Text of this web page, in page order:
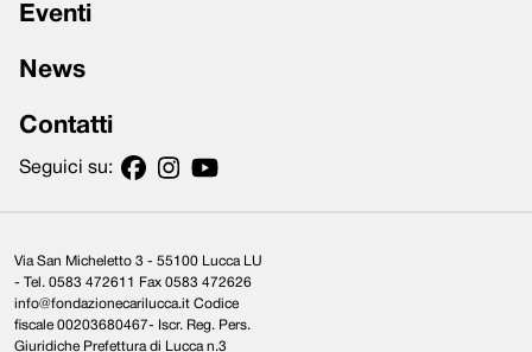
Eventi
News
Contatti
Seguici su:
Via San Micheletto 3 - 55100 Lucca LU
- Tel. 0583 472611 Fax 0583 472626
info@fondazionecarilucca.it Codice
fiscale 00203680467- Iscr. Reg. Pers.
Giuridiche Prefettura di Lucca n.3